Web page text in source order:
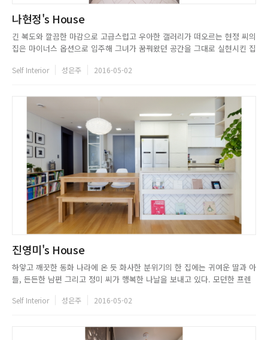
나현정's House
긴 복도와 깔끔한 마감으로 고급스럽고 우아한 갤러리가 떠오르는 현정 씨의
집은 마이너스 옵션으로 입주해 그녀가 꿈꿔왔던 공간을 그대로 실현시킨 집
에는 차가움과 따뜻함이 공존해 어디에서도 느낄 수 없었던 고상함과 기품이
Self Interior 성은주 2016-05-02
진영미's House
하얗고 깨끗한 동화 나라에 온 듯 화사한 분위기의 한 집에는 귀여운 딸과 아
들, 든든한 남편 그리고 정미 씨가 행복한 나날을 보내고 있다. 모던한 프렌
집은 따뜻하고 포근해야 한다는 생각을 더해 그녀의 취향과 세심함이 반영된
Self Interior 성은주 2016-05-02